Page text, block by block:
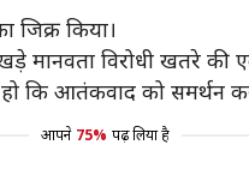
किया।
मानवता विरोधी खतरे की
आतंकवाद को समर्थन
आपने 75% पढ़ लिया है